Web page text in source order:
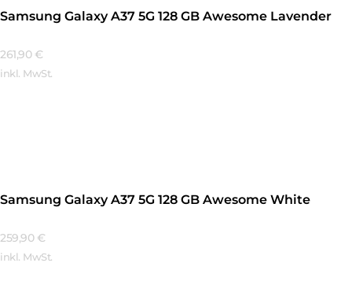
Samsung Galaxy A37 5G 128 GB Awesome Lavender
261,90 €
inkl. MwSt.
Samsung Galaxy A37 5G 128 GB Awesome White
259,90 €
inkl. MwSt.